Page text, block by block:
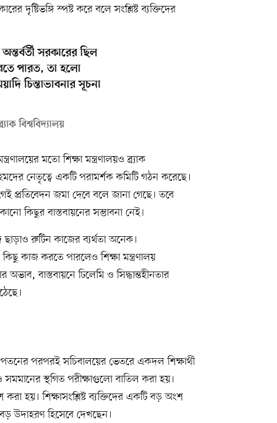
দৃষ্টিভঙ্গি স্পষ্ট করে বলে সংশ্লিষ্ট ব্যক্তিদের
সরকারের ছিল
পারত, তা হলো
চিন্তাভাবনার সূচনা
বিশ্ববিদ্যালয়
মতো শিক্ষা মন্ত্রণালয়ও ব্র্যাক
নেতৃত্বে একটি পরামর্শক কমিটি গঠন করেছে।
প্রতিবেদন জমা দেবে বলে জানা গেছে। তবে
কিছুর বাস্তবায়নের সম্ভাবনা নেই।
ছাড়াও রুটিন কাজের ব্যর্থতা অনেক।
কাজ করতে পারলেও শিক্ষা মন্ত্রণালয়
অভাব, বাস্তবায়নে ঢিলেমি ও সিদ্ধান্তহীনতার
পরপরই সচিবালয়ের ভেতরে একদল শিক্ষার্থী
স্থগিত পরীক্ষাগুলো বাতিল করা হয়।
হয়। শিক্ষাসংশ্লিষ্ট ব্যক্তিদের একটি বড় অংশ
বড় উদাহরণ হিসেবে দেখছেন।